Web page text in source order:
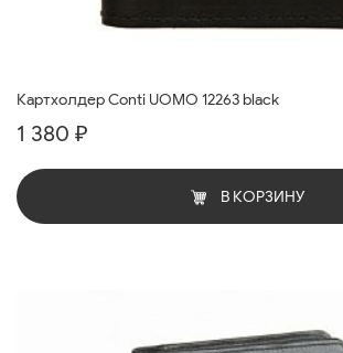
Картхолдер Conti UOMO 12263 black
1 380 ₽
В КОРЗИНУ